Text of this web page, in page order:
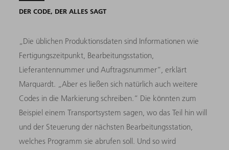
DER CODE, DER ALLES SAGT
„Die üblichen Produktionsdaten sind Informationen wie
Fertigungszeitpunkt, Bearbeitungsstation,
Lieferantennummer und Auftragsnummer“, erklärt
Marquardt. „Aber es ließen sich natürlich auch weitere
Codes in die Markierung schreiben.“ Die könnten zum
Beispiel einem Transportsystem sagen, wo das Teil hin will
und der Steuerung der nächsten Bearbeitungsstation,
welches Programm sie abrufen soll. Und so wird